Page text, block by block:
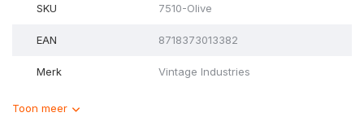
SKU 7510-Olive
EAN 8718373013382
Merk Vintage Industries
Toon meer